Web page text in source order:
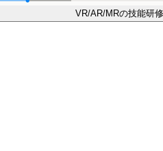
VR/AR/MRの技能研